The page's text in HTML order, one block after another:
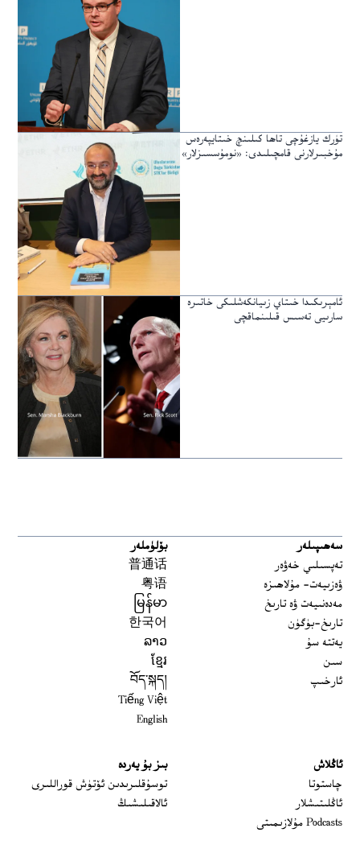
تۈرك يازغۇچى تاھا كىلىنچ خىتايپەرەس
مۇخبىرلارنى قامچىلىدى: «نومۇسسىزلار»
ئامېرىكىدا خىتاي زىيانكەشلىكى خاتىرە
سارىيى تەسىس قىلىنماقچى
سەھىپىلەر
تەپسىلىي خەۋەر
ۋەزىيەت- مۇلاھىزە
مەدەنىيەت ۋە تارىخ
تارىخ-بۈگۈن
يەتتە سۇ
سىن
ئارخىپ
بۆلۈملەر
普通话
粤语
မြန်မာ
한국어
ລາວ
ខ្មែរ
བོད་སྐད།
Tiếng Việt
English
ئاڭلاش
چاستوتا
ئاڭلىتىشلار
Podcasts مۇلازىمىتى
بىز بۇ يەردە
توسۇقلىرىدىن ئۆتۈش قوراللىرى
ئالاقىلىشىڭ